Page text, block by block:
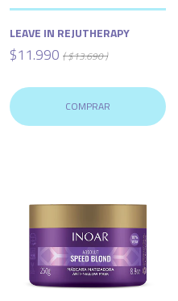
LEAVE IN REJUTHERAPY
$11.990 ( $13.690 )
COMPRAR